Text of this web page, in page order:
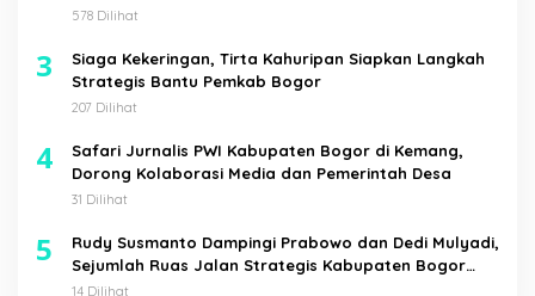
Kabupaten Bogor
578 Dilihat
3
Siaga Kekeringan, Tirta Kahuripan Siapkan Langkah
Strategis Bantu Pemkab Bogor
207 Dilihat
4
Safari Jurnalis PWI Kabupaten Bogor di Kemang,
Dorong Kolaborasi Media dan Pemerintah Desa
31 Dilihat
5
Rudy Susmanto Dampingi Prabowo dan Dedi Mulyadi,
Sejumlah Ruas Jalan Strategis Kabupaten Bogor
Diresmikan
14 Dilihat